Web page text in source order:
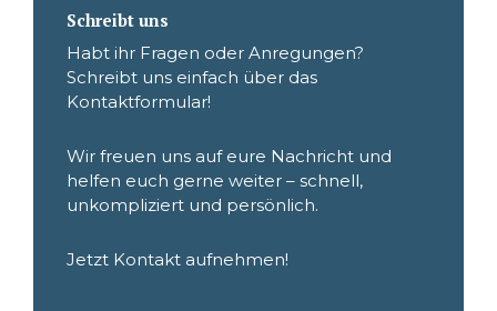
Schreibt uns
Habt ihr Fragen oder Anregungen?
Schreibt uns einfach über das
Kontaktformular!
Wir freuen uns auf eure Nachricht und
helfen euch gerne weiter – schnell,
unkompliziert und persönlich.
Jetzt Kontakt aufnehmen!